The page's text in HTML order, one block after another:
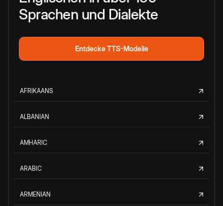
Sprachen und Dialekte
Entdecke TTS-Modelle
AFRIKAANS
ALBANIAN
AMHARIC
ARABIC
ARMENIAN